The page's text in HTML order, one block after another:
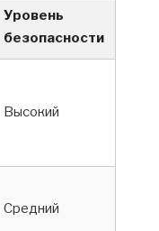
Уровень
безопасности
Высокий
Средний